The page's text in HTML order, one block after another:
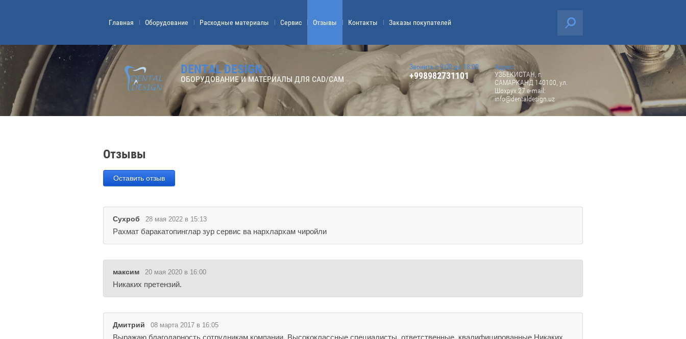
Главная Оборудование Расходные материалы Сервис Отзывы Контакты Заказы покупателей
DENTAL DESIGN
ОБОРУДОВАНИЕ И МАТЕРИАЛЫ ДЛЯ CAD/CAM
Звонить с 9:00 до 18:00
+998982731101
Адрес:
УЗБЕКИСТАН, г.
САМАРКАНД 140100, ул.
Шохрух 27 е-mail:
info@dentaldesign.uz
Отзывы
Оставить отзыв
Сухроб 28 мая 2022 в 15:13
Рахмат баракатопинглар зур сервис ва нархлархам чиройли
максим 20 мая 2020 в 16:00
Никаких претензий.
Дмитрий 08 марта 2017 в 16:05
Выражаю благодарность сотрудникам компании. Высококлассные специалисты, ответственные, квалифицированные.Никаких